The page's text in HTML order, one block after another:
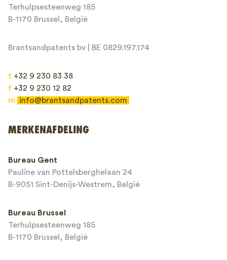
Bericht*
This site is protected by reCAPTCHA and the Google
Terhulpsesteenweg 185
B-1170 Brussel, België
Brantsandpatents bv | BE 0829.197.174
t +32 9 230 83 38
f +32 9 230 12 82
m
info@brantsandpatents.com
MERKENAFDELING
Bureau Gent
Pauline van Pottelsberghelaan 24
B-9051 Sint-Denijs-Westrem, België
Bureau Brussel
Terhulpsesteenweg 185
B-1170 Brussel, België